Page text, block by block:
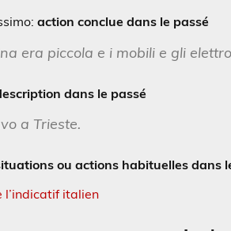
action conclue dans le passé
era piccola e i mobili e gli
dans le passé
a Trieste.
ou actions habituelles dans
italien